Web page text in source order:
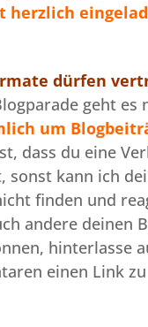
herzlich
dürfen
geht es
um
dass du eine
sonst kann ich
finden und
andere deinen
hinterlasse
einen Link